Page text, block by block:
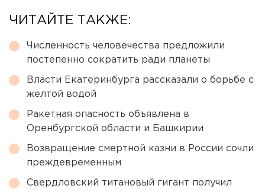
ЧИТАЙТЕ ТАКЖЕ:
Численность человечества предложили
постепенно сократить ради планеты
Власти Екатеринбурга рассказали о борьбе с
желтой водой
Ракетная опасность объявлена в
Оренбургской области и Башкирии
Возвращение смертной казни в России сочли
преждевременным
Свердловский титановый гигант получил